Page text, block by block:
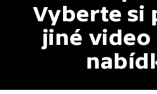
Vyberte si
jiné video